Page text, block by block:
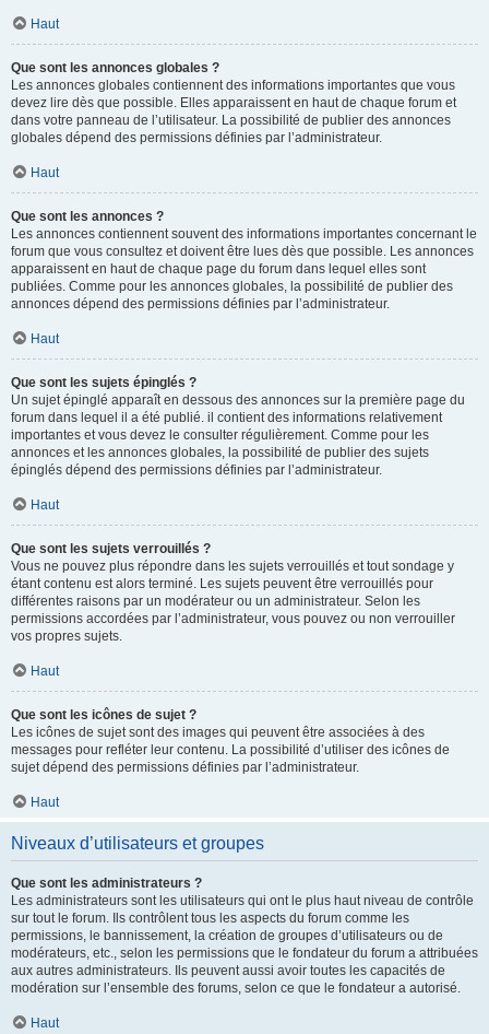
Haut
Que sont les annonces globales ?
Les annonces globales contiennent des informations importantes que vous
devez lire dès que possible. Elles apparaissent en haut de chaque forum et
dans votre panneau de l’utilisateur. La possibilité de publier des annonces
globales dépend des permissions définies par l’administrateur.
Haut
Que sont les annonces ?
Les annonces contiennent souvent des informations importantes concernant le
forum que vous consultez et doivent être lues dès que possible. Les annonces
apparaissent en haut de chaque page du forum dans lequel elles sont
publiées. Comme pour les annonces globales, la possibilité de publier des
annonces dépend des permissions définies par l’administrateur.
Haut
Que sont les sujets épinglés ?
Un sujet épinglé apparaît en dessous des annonces sur la première page du
forum dans lequel il a été publié. il contient des informations relativement
importantes et vous devez le consulter régulièrement. Comme pour les
annonces et les annonces globales, la possibilité de publier des sujets
épinglés dépend des permissions définies par l’administrateur.
Haut
Que sont les sujets verrouillés ?
Vous ne pouvez plus répondre dans les sujets verrouillés et tout sondage y
étant contenu est alors terminé. Les sujets peuvent être verrouillés pour
différentes raisons par un modérateur ou un administrateur. Selon les
permissions accordées par l’administrateur, vous pouvez ou non verrouiller
vos propres sujets.
Haut
Que sont les icônes de sujet ?
Les icônes de sujet sont des images qui peuvent être associées à des
messages pour refléter leur contenu. La possibilité d’utiliser des icônes de
sujet dépend des permissions définies par l’administrateur.
Haut
Niveaux d’utilisateurs et groupes
Que sont les administrateurs ?
Les administrateurs sont les utilisateurs qui ont le plus haut niveau de contrôle
sur tout le forum. Ils contrôlent tous les aspects du forum comme les
permissions, le bannissement, la création de groupes d’utilisateurs ou de
modérateurs, etc., selon les permissions que le fondateur du forum a attribuées
aux autres administrateurs. Ils peuvent aussi avoir toutes les capacités de
modération sur l’ensemble des forums, selon ce que le fondateur a autorisé.
Haut